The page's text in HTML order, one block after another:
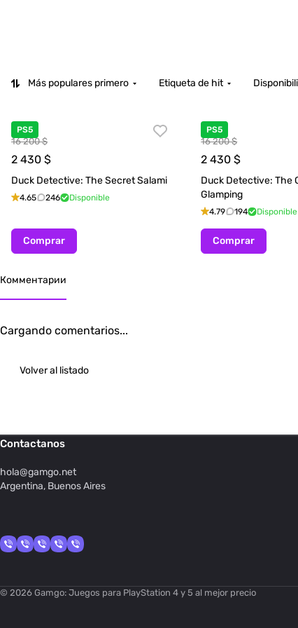
Más populares primero Etiqueta de hit
PS5
16 200 $
2 430 $
Duck Detective: The Secret Salami
4.65 246 Disponible
Comprar
PS5
16 200 $
2 430$
Duck Detective: The
Glamping
4.79 194 Disponible
Comprar
Комментарии
Cargando comentarios...
Volver al listado
Contactanos
hola@gamgo.net
Argentina, Buenos Aires
© 2026 Gamgo: Juegos para PlayStation 4 y 5 al mejor precio